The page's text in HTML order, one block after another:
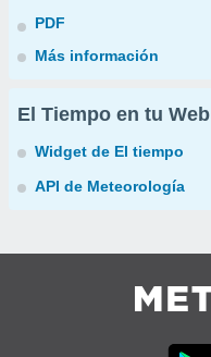
PDF
Más información
El Tiempo en tu Web
Widget de El tiempo
API de Meteorología